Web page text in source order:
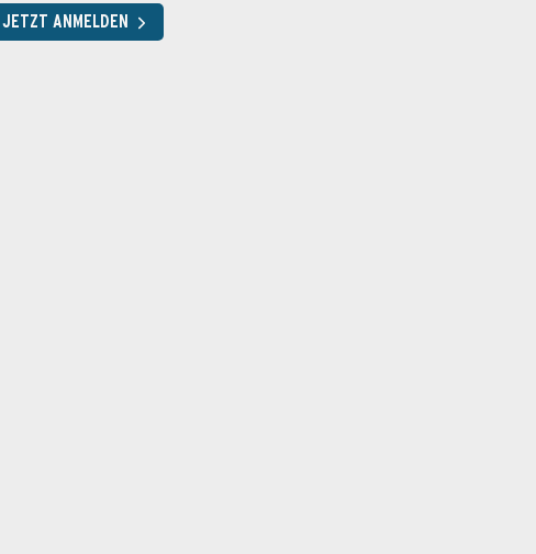
JETZT ANMELDEN